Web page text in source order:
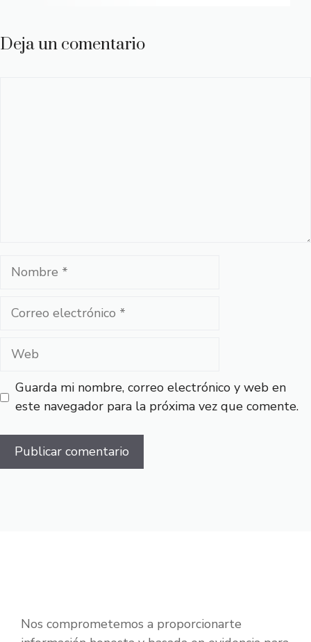
Deja un comentario
Nombre
Correo
Web
Guarda mi nombre, correo electrónico y web en
este navegador para la próxima vez que comente.
Nos comprometemos a proporcionarte